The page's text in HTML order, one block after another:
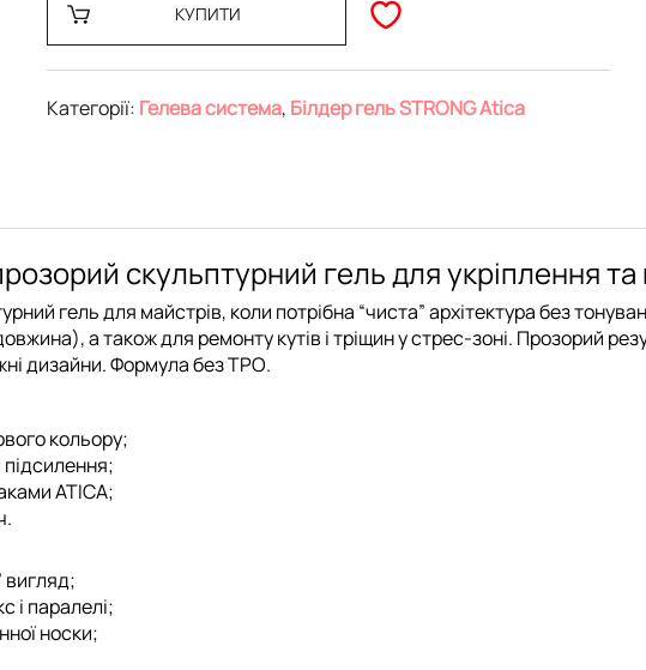
КУПИТИ
Категорії: Гелева система, Білдер гель STRONG Atica
скульптурний гель для укріплення
гель для майстрів, коли потрібна “чиста” архітектура без
а також для ремонту кутів і тріщин у стрес-зоні. Прозорий
дизайни. Формулабез TPO.
кольору;
ATICA;
вигляд;
і паралелі;
носки;